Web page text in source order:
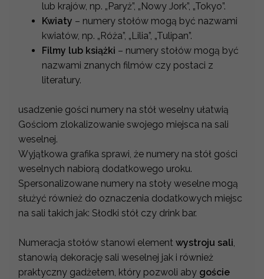
lub krajów, np. „Paryż”, „Nowy Jork”, „Tokyo”.
Kwiaty – numery stołów mogą być nazwami
kwiatów, np. „Róża”, „Lilia”, „Tulipan”.
Filmy lub książki – numery stołów mogą być
nazwami znanych filmów czy postaci z
literatury.
usadzenie gości numery na stół weselny ułatwią
Gościom zlokalizowanie swojego miejsca na sali
weselnej.
Wyjątkowa grafika sprawi, że numery na stół gości
weselnych nabiorą dodatkowego uroku.
Spersonalizowane numery na stoły weselne mogą
służyć również do oznaczenia dodatkowych miejsc
na sali takich jak: Słodki stół czy drink bar.
Numeracja stołów stanowi element wystroju sali,
stanowią dekorację sali weselnej jak i również
praktyczny gadżetem, który pozwoli aby goście